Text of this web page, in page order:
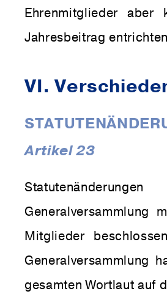
Ehrenmitglieder aber
Jahresbeitrag
VI.
Artikel 23
Generalversammlung
Mitglieder
Generalversammlung
gesamten Wortlaut auf